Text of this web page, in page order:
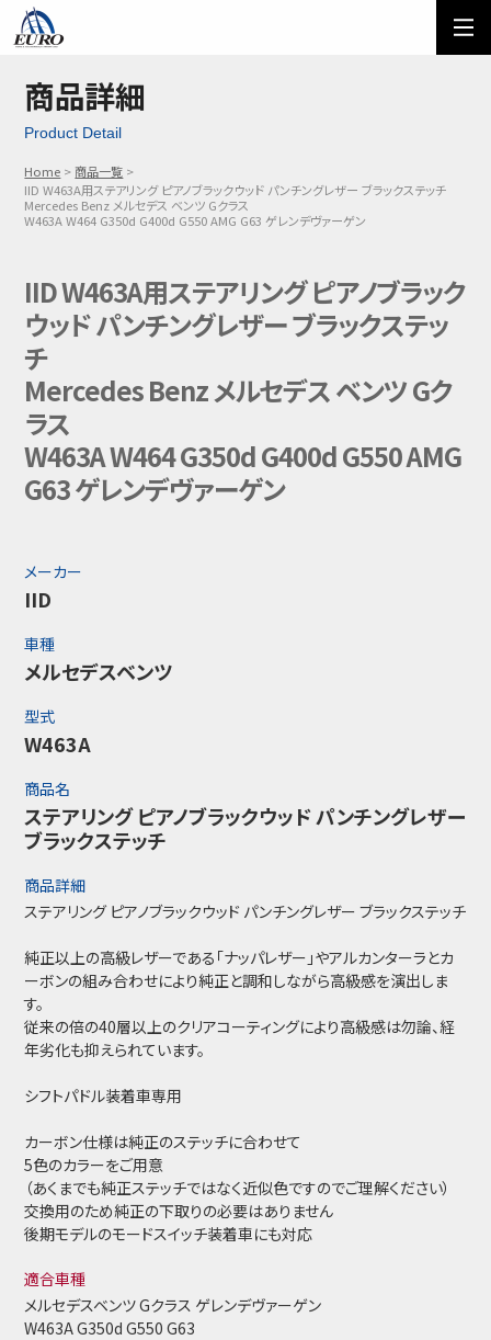
ご利用方法
メール問い合わせ
03-5674-7742
商品詳細
Product Detail
Home
商品一覧
IID W463A用ステアリング ピアノブラックウッド パンチングレザー ブラックステッチ
Mercedes Benz メルセデス ベンツ Gクラス
W463A W464 G350d G400d G550 AMG G63 ゲレンデヴァーゲン
IID W463A用ステアリング ピアノブラック
ウッド パンチングレザー ブラックステッ
チ
Mercedes Benz メルセデス ベンツ Gク
ラス
W463A W464 G350d G400d G550 AMG
G63 ゲレンデヴァーゲン
メーカー
IID
車種
メルセデスベンツ
型式
W463A
商品名
ステアリング ピアノブラックウッド パンチングレザー
ブラックステッチ
商品詳細
ステアリング ピアノブラックウッド パンチングレザー ブラックステッチ
純正以上の高級レザーである「ナッパレザー」やアルカンターラとカ
ーボンの組み合わせにより純正と調和しながら高級感を演出しま
す。
従来の倍の40層以上のクリアコーティングにより高級感は勿論、経
年劣化も抑えられています。
シフトパドル装着車専用
カーボン仕様は純正のステッチに合わせて
5色のカラーをご用意
（あくまでも純正ステッチではなく近似色ですのでご理解ください）
交換用のため純正の下取りの必要はありません
後期モデルのモードスイッチ装着車にも対応
適合車種
メルセデスベンツ Gクラス ゲレンデヴァーゲン
W463A G350d G550 G63